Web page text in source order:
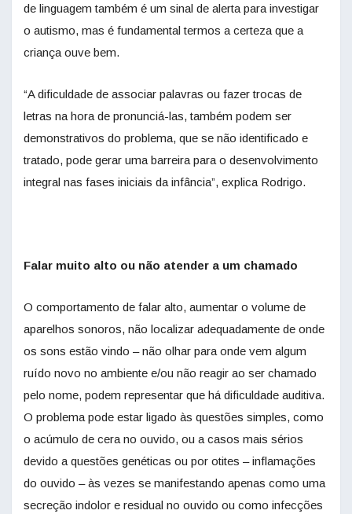
de linguagem também é um sinal de alerta para investigar
o autismo, mas é fundamental termos a certeza que a
criança ouve bem.
“A dificuldade de associar palavras ou fazer trocas de
letras na hora de pronunciá-las, também podem ser
demonstrativos do problema, que se não identificado e
tratado, pode gerar uma barreira para o desenvolvimento
integral nas fases iniciais da infância”, explica Rodrigo.
Falar muito alto ou não atender a um chamado
O comportamento de falar alto, aumentar o volume de
aparelhos sonoros, não localizar adequadamente de onde
os sons estão vindo – não olhar para onde vem algum
ruído novo no ambiente e/ou não reagir ao ser chamado
pelo nome, podem representar que há dificuldade auditiva.
O problema pode estar ligado às questões simples, como
o acúmulo de cera no ouvido, ou a casos mais sérios
devido a questões genéticas ou por otites – inflamações
do ouvido – às vezes se manifestando apenas como uma
secreção indolor e residual no ouvido ou como infecções